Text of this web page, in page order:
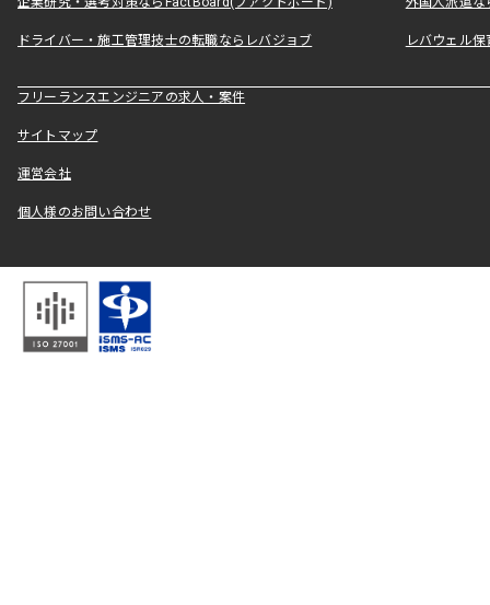
ドライバー・施工管理技士の転職ならレバジョブ レバウェル
フリーランスエンジニアの求人・案件
サイトマップ
運営会社
個人様のお問い合わせ